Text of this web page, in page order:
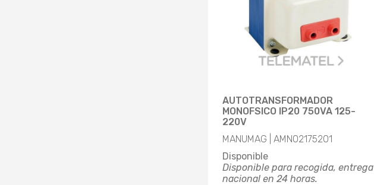
AUTOTRANSFORMADOR
MONOFSICO IP20 750VA 125-
220V
MANUMAG | AMN02175201
Disponible
Disponible para recogida, entrega
nacional en 24 horas.